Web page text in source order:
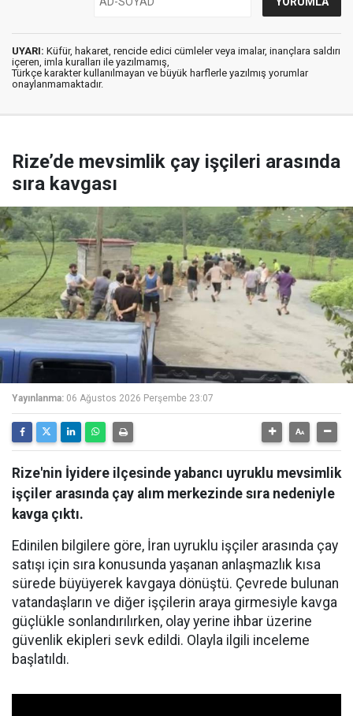
UYARI: Küfür, hakaret, rencide edici cümleler veya imalar, inançlara saldırı
içeren, imla kuralları ile yazılmamış,
Türkçe karakter kullanılmayan ve büyük harflerle yazılmış yorumlar
onaylanmamaktadır.
Rize’de mevsimlik çay işçileri arasında
sıra kavgası
Yayınlanma: 06 Ağustos 2026 Perşembe 23:07
Rize'nin İyidere ilçesinde yabancı uyruklu mevsimlik
işçiler arasında çay alım merkezinde sıra nedeniyle
kavga çıktı.
Edinilen bilgilere göre, İran uyruklu işçiler arasında çay
satışı için sıra konusunda yaşanan anlaşmazlık kısa
sürede büyüyerek kavgaya dönüştü. Çevrede bulunan
vatandaşların ve diğer işçilerin araya girmesiyle kavga
güçlükle sonlandırılırken, olay yerine ihbar üzerine
güvenlik ekipleri sevk edildi. Olayla ilgili inceleme
başlatıldı.